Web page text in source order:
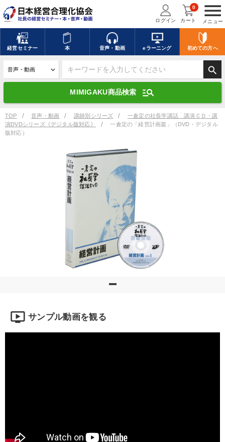
menu
メニュー
ログイン カート
0
経営セミナー 本 音声・動画 eラーニング 初めての方へ
search
MIMIGAKU商品検索 manage_search
キーワードを入力して探す
デジタル版対応のみ検索結果に表示する
search 上記の条件で検索
講演収録物を探す
全国経営者セミナー講演収録物（全1315タイトル）からお探しいただけ
優秀各社の智恵と戦略 事業家のロマンと経営
若手異才経営者の発想 専門家のアドバイス
営業・社員研修 【3月】音声・映像
製造業 卸売・小売・飲食業 建設・不動産業
TOP 音声・動画 講師別シリーズ
一倉定の社長学講話 講演ＣＤ・講
演DVDシリーズ《デジタル版対応》
一倉定の「経営計画篇」（DVD・デジタル
版対応）
ondemand_video サンプル動画を観る